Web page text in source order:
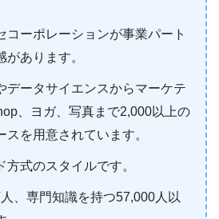
コーポレーションが事業パート
あります。
データサイエンスからマーケテ
、ヨガ、写真まで2,000以上の
スを用意されています。
方式のスタイルです。
、専門知識を持つ57,000人以